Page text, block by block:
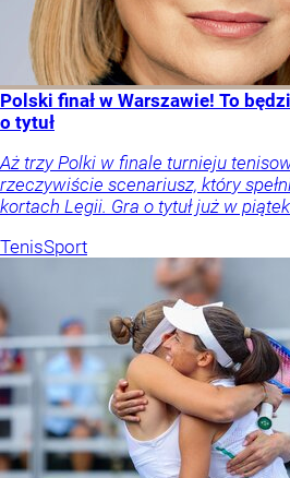
Polski finał w Warszawie! To
o tytuł
Aż trzy Polki w finale turnieju
rzeczywiście scenariusz, który
kortach Legii. Gra o tytuł już w
TenisSport